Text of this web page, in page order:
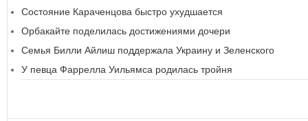
Состояние Караченцова быстро ухудшается
Орбакайте поделилась достижениями дочери
Семья Билли Айлиш поддержала Украину и Зеленского
У певца Фаррелла Уильямса родилась тройня